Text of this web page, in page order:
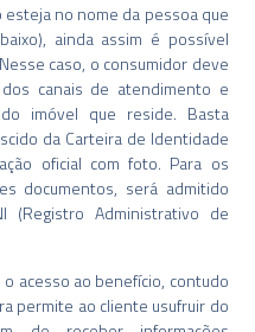
no nome da pessoa que
ainda assim é possível
caso, o consumidor deve
canais de atendimento e
imóvel que reside. Basta
da Carteira de Identidade
oficial com foto. Para os
documentos, será admitido
(Registro Administrativo de
acesso ao benefício, contudo
permite ao cliente usufruir do